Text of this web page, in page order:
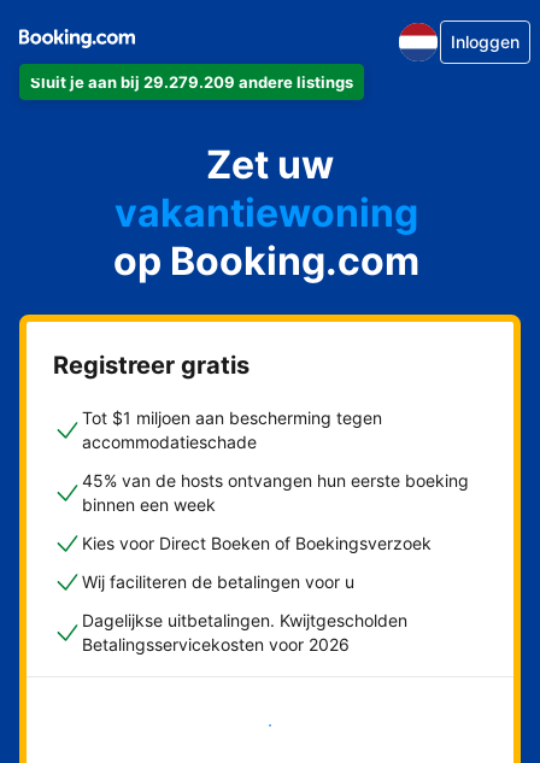
Sluit je aan bij 29.279.209 andere listings
Inloggen
Zet uw
appartement
hotel
vakantiewoning
pension
bed & breakfast
op Booking.com
Registreer gratis
Tot $1 miljoen aan bescherming tegen
accommodatieschade
45% van de hosts ontvangen hun eerste boeking
binnen een week
Kies voor Direct Boeken of Boekingsverzoek
Wij faciliteren de betalingen voor u
Dagelijkse uitbetalingen. Kwijtgescholden
Betalingsservicekosten voor 2026
Nu meteen beginnen